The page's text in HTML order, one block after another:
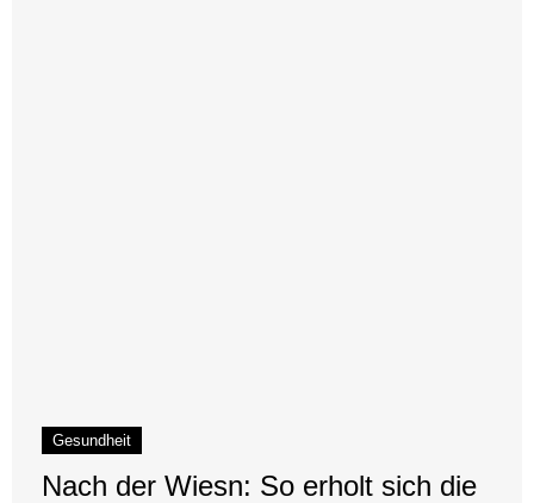
Gesundheit
Nach der Wiesn: So erholt sich die